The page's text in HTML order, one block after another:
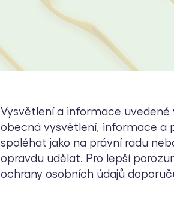
Vysvětlení a informace
obecná vysvětlení, informace a
spoléhat jako na právní radu
opravdu udělat. Pro lepší
ochrany osobních údajů